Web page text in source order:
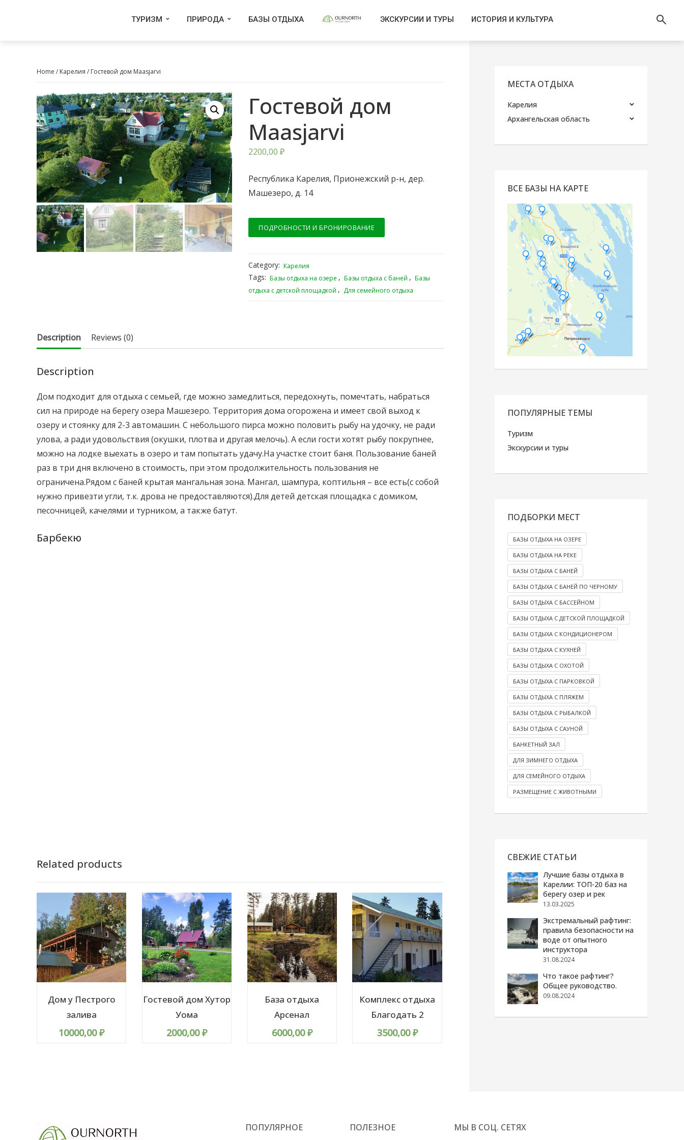
ТУРИЗМ ПРИРОДА БАЗЫ ОТДЫХА ЭКСКУРСИИ И ТУРЫ ИСТОРИЯ И КУЛЬТУРА
Home / Карелия / Гостевой дом Maasjarvi
Гостевой дом
Maasjarvi
2200,00 ₽
Республика Карелия, Прионежский р-н, дер.
Машезеро, д. 14
ПОДРОБНОСТИ И БРОНИРОВАНИЕ
Category: Карелия
Tags: Базы отдыха на озере , Базы отдыха с баней , Базы
отдыха с детской площадкой , Для семейного отдыха
Description Reviews (0)
Description
Дом подходит для отдыха с семьей, где можно замедлиться, передохнуть, помечтать, набраться
сил на природе на берегу озера Машезеро. Территория дома огорожена и имеет свой выход к
озеру и стоянку для 2-3 автомашин. С небольшого пирса можно половить рыбу на удочку, не ради
улова, а ради удовольствия (окушки, плотва и другая мелочь). А если гости хотят рыбу покрупнее,
можно на лодке выехать в озеро и там попытать удачу.На участке стоит баня. Пользование баней
раз в три дня включено в стоимость, при этом продолжительность пользования не
ограничена.Рядом с баней крытая мангальная зона. Мангал, шампура, коптильня – все есть(с собой
нужно привезти угли, т.к. дрова не предоставляются).Для детей детская площадка с домиком,
песочницей, качелями и турником, а также батут.
Барбекю
Related products
Дом у Пестрого
залива
10000,00₽
Гостевой дом Хутор
Уома
2000,00₽
База отдыха
Арсенал
6000,00₽
Комплекс отдыха
Благодать 2
3500,00₽
МЕСТА ОТДЫХА
Карелия
Архангельская область
ВСЕ БАЗЫ НА КАРТЕ
ПОПУЛЯРНЫЕ ТЕМЫ
Туризм
Экскурсии и туры
ПОДБОРКИ МЕСТ
БАЗЫ ОТДЫХА НА ОЗЕРЕ
БАЗЫ ОТДЫХА НА РЕКЕ
БАЗЫ ОТДЫХА С БАНЕЙ
БАЗЫ ОТДЫХА С БАНЕЙ ПО ЧЕРНОМУ
БАЗЫ ОТДЫХА С БАССЕЙНОМ
БАЗЫ ОТДЫХА С ДЕТСКОЙ ПЛОЩАДКОЙ
БАЗЫ ОТДЫХА С КОНДИЦИОНЕРОМ
БАЗЫ ОТДЫХА С КУХНЕЙ
БАЗЫ ОТДЫХА С ОХОТОЙ
БАЗЫ ОТДЫХА С ПАРКОВКОЙ
БАЗЫ ОТДЫХА С ПЛЯЖЕМ
БАЗЫ ОТДЫХА С РЫБАЛКОЙ
БАЗЫ ОТДЫХА С САУНОЙ
БАНКЕТНЫЙ ЗАЛ
ДЛЯ ЗИМНЕГО ОТДЫХА
ДЛЯ СЕМЕЙНОГО ОТДЫХА
РАЗМЕЩЕНИЕ С ЖИВОТНЫМИ
СВЕЖИЕ СТАТЬИ
Лучшие базы отдыха в
Карелии: ТОП-20 баз на
берегу озер и рек
13.03.2025
Экстремальный рафтинг:
правила безопасности на
воде от опытного
инструктора
31.08.2024
Что такое рафтинг?
Общее руководство.
09.08.2024
ПОПУЛЯРНОЕ ПОЛЕЗНОЕ МЫ В СОЦ. СЕТЯХ